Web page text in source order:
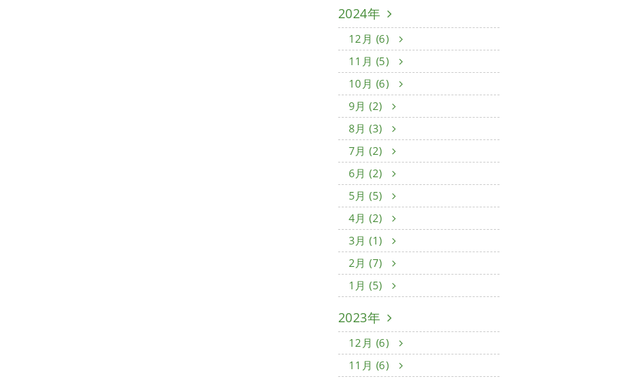
2024年
12月 (6)
11月 (5)
10月 (6)
9月 (2)
8月 (3)
7月 (2)
6月 (2)
5月 (5)
4月 (2)
3月 (1)
2月 (7)
1月 (5)
2023年
12月 (6)
11月 (6)